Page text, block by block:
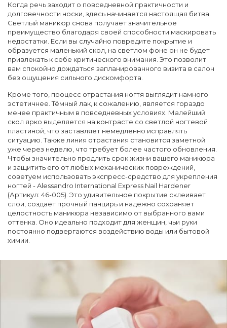
Когда речь заходит о повседневной практичности и
долговечности носки, здесь начинается настоящая битва.
Светлый маникюр снова получает значительное
преимущество благодаря своей способности маскировать
недостатки. Если вы случайно повредите покрытие и
образуется маленький скол, на светлом фоне он не будет
привлекать к себе критического внимания. Это позволит
вам спокойно дождаться запланированного визита в салон
без ощущения сильного дискомфорта.
Кроме того, процесс отрастания ногтя выглядит намного
эстетичнее. Тёмный лак, к сожалению, является гораздо
менее практичным в повседневных условиях. Малейший
скол ярко выделяется на контрасте со светлой ногтевой
пластиной, что заставляет немедленно исправлять
ситуацию. Также линия отрастания становится заметной
уже через неделю, что требует более частого обновления.
Чтобы значительно продлить срок жизни вашего маникюра
и защитить его от любых механических повреждений,
советуем использовать экспресс-средство для укрепления
ногтей - Alessandro International Express Nail Hardener
(Артикул: 46-005). Это удивительное покрытие склеивает
слои, создаёт прочный панцирь и надёжно сохраняет
целостность маникюра независимо от выбранного вами
оттенка. Оно идеально подходит для женщин, чьи руки
постоянно подвергаются воздействию воды или бытовой
химии.